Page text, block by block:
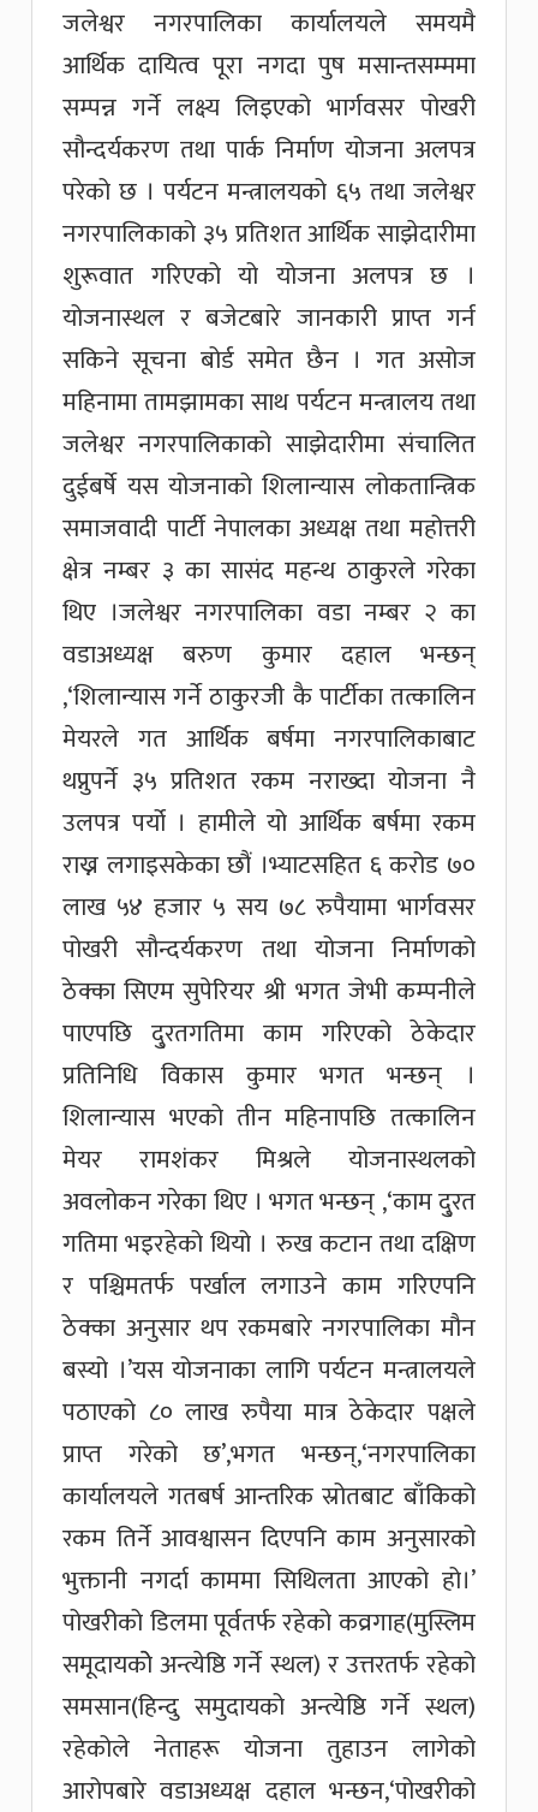
जलेश्वर नगरपालिका कार्यालयले समयमै
आर्थिक दायित्व पूरा नगदा पुष मसान्तसम्ममा
सम्पन्न गर्ने लक्ष्य लिइएको भार्गवसर पोखरी
सौन्दर्यकरण तथा पार्क निर्माण योजना अलपत्र
परेको छ । पर्यटन मन्त्रालयको ६५ तथा जलेश्वर
नगरपालिकाको ३५ प्रतिशत आर्थिक साझेदारीमा
शुरूवात गरिएको यो योजना अलपत्र छ ।
योजनास्थल र बजेटबारे जानकारी प्राप्त गर्न
सकिने सूचना बोर्ड समेत छैन । गत असोज
महिनामा तामझामका साथ पर्यटन मन्त्रालय तथा
जलेश्वर नगरपालिकाको साझेदारीमा संचालित
दुईबर्षे यस योजनाको शिलान्यास लोकतान्त्रिक
समाजवादी पार्टी नेपालका अध्यक्ष तथा महोत्तरी
क्षेत्र नम्बर ३ का सासंद महन्थ ठाकुरले गरेका
थिए ।जलेश्वर नगरपालिका वडा नम्बर २ का
वडाअध्यक्ष बरुण कुमार दहाल भन्छन्
,‘शिलान्यास गर्ने ठाकुरजी कै पार्टीका तत्कालिन
मेयरले गत आर्थिक बर्षमा नगरपालिकाबाट
थप्नुपर्ने ३५ प्रतिशत रकम नराख्दा योजना नै
उलपत्र पर्यो । हामीले यो आर्थिक बर्षमा रकम
राख्न लगाइसकेका छौं ।भ्याटसहित ६ करोड ७०
लाख ५४ हजार ५ सय ७८ रुपैयामा भार्गवसर
पोखरी सौन्दर्यकरण तथा योजना निर्माणको
ठेक्का सिएम सुपेरियर श्री भगत जेभी कम्पनीले
पाएपछि दु्रतगतिमा काम गरिएको ठेकेदार
प्रतिनिधि विकास कुमार भगत भन्छन् ।
शिलान्यास भएको तीन महिनापछि तत्कालिन
मेयर रामशंकर मिश्रले योजनास्थलको
अवलोकन गरेका थिए । भगत भन्छन् ,‘काम दु्रत
गतिमा भइरहेको थियो । रुख कटान तथा दक्षिण
र पश्चिमतर्फ पर्खाल लगाउने काम गरिएपनि
ठेक्का अनुसार थप रकमबारे नगरपालिका मौन
बस्यो ।’यस योजनाका लागि पर्यटन मन्त्रालयले
पठाएको ८० लाख रुपैया मात्र ठेकेदार पक्षले
प्राप्त गरेको छ’,भगत भन्छन्,‘नगरपालिका
कार्यालयले गतबर्ष आन्तरिक स्रोतबाट बाँकिको
रकम तिर्ने आवश्वासन दिएपनि काम अनुसारको
भुक्तानी नगर्दा काममा सिथिलता आएको हो।’
पोखरीको डिलमा पूर्वतर्फ रहेको कव्रगाह(मुस्लिम
समूदायकोे अन्त्येष्ठि गर्ने स्थल) र उत्तरतर्फ रहेको
समसान(हिन्दु समुदायको अन्त्येष्ठि गर्ने स्थल)
रहेकोले नेताहरू योजना तुहाउन लागेको
आरोपबारे वडाअध्यक्ष दहाल भन्छन,‘पोखरीको